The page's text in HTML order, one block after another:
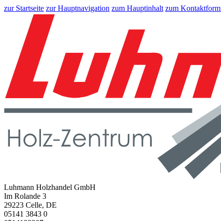
zur Startseite zur Hauptnavigation zum Hauptinhalt zum
Luhmann Holzhandel GmbH
Im Rolande 3
29223 Celle, DE
05141 3843 0